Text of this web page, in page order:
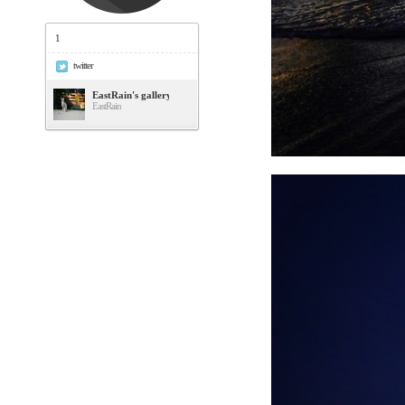
1
twitter
EastRain's gallery
EastRain